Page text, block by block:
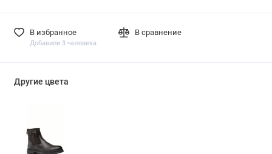
В избранное
Добавили 3 человека
В сравнение
Другие цвета